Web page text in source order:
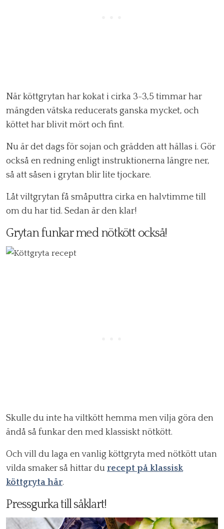
När köttgrytan har kokat i cirka 3-3,5 timmar har
mängden vätska reducerats ganska mycket, och
köttet har blivit mört och fint.
Nu är det dags för sojan och grädden att hällas i. Gör
också en redning enligt instruktionerna längre ner,
så att såsen i grytan blir lite tjockare.
Låt viltgrytan få småputtra cirka en halvtimme till
om du har tid. Sedan är den klar!
Grytan funkar med nötkött också!
Skulle du inte ha viltkött hemma men vilja göra den
ändå så funkar den med klassiskt nötkött.
Och vill du laga en vanlig köttgryta med nötkött utan
vilda smaker så hittar du recept på klassisk
köttgryta här.
Pressgurka till såklart!